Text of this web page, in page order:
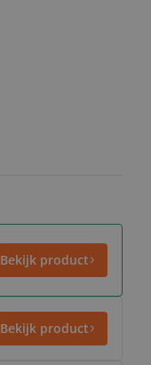
Bekijk product
Bekijk product